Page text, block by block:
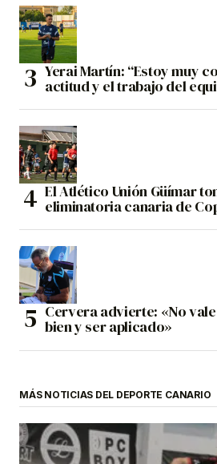
Yerai Martín: “Estoy muy
actitud y el trabajo del
El Atlético Unión Güímar
eliminatoria canaria de
Cervera advierte: «No
bien y ser aplicado»
MÁS NOTICIAS DEL DEPORTE CANARIO